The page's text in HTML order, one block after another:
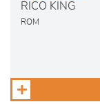
RICO KING
ROM